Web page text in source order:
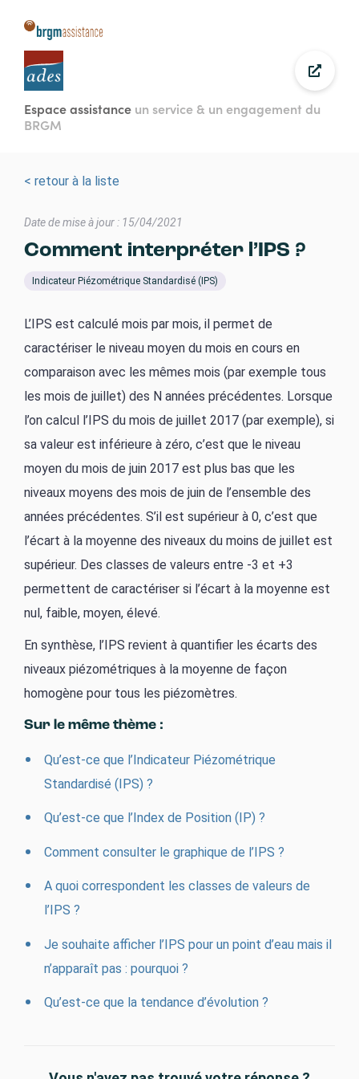
principal
Espace assistance un service & un engagement du
BRGM
< retour à la liste
Date de mise à jour : 15/04/2021
Comment interpréter l’IPS ?
Indicateur Piézométrique Standardisé (IPS)
L’IPS est calculé mois par mois, il permet de
caractériser le niveau moyen du mois en cours en
comparaison avec les mêmes mois (par exemple tous
les mois de juillet) des N années précédentes. Lorsque
l’on calcul l’IPS du mois de juillet 2017 (par exemple), si
sa valeur est inférieure à zéro, c’est que le niveau
moyen du mois de juin 2017 est plus bas que les
niveaux moyens des mois de juin de l’ensemble des
années précédentes. S’il est supérieur à 0, c’est que
l’écart à la moyenne des niveaux du moins de juillet est
supérieur. Des classes de valeurs entre -3 et +3
permettent de caractériser si l’écart à la moyenne est
nul, faible, moyen, élevé.
En synthèse, l’IPS revient à quantifier les écarts des
niveaux piézométriques à la moyenne de façon
homogène pour tous les piézomètres.
Sur le même thème :
Qu’est-ce que l’Indicateur Piézométrique
Standardisé (IPS) ?
Qu’est-ce que l’Index de Position (IP) ?
Comment consulter le graphique de l’IPS ?
A quoi correspondent les classes de valeurs de
l’IPS ?
Je souhaite afficher l’IPS pour un point d’eau mais il
n’apparaît pas : pourquoi ?
Qu’est-ce que la tendance d’évolution ?